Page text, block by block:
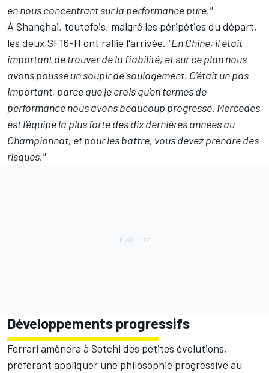
en nous concentrant sur la performance pure."
À Shanghai, toutefois, malgré les péripéties du départ,
les deux SF16-H ont rallié l'arrivée. "En Chine, il était
important de trouver de la fiabilité, et sur ce plan nous
avons poussé un soupir de soulagement. C'était un pas
important, parce que je crois qu'en termes de
performance nous avons beaucoup progressé. Mercedes
est l'équipe la plus forte des dix dernières années au
Championnat, et pour les battre, vous devez prendre des
risques."
Développements progressifs
Ferrari amènera à Sotchi des petites évolutions,
préférant appliquer une philosophie progressive au